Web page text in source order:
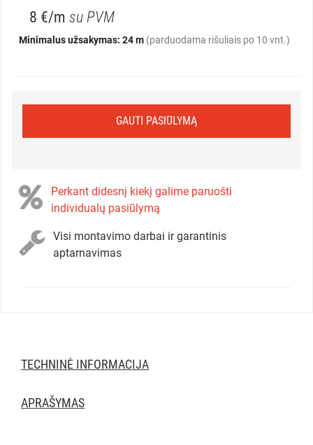
8 €/m su PVM
Minimalus užsakymas: 24 m (parduodama rišuliais po 10 vnt.)
GAUTI PASIŪLYMĄ
Perkant didesnį kiekį galime paruošti
individualų pasiūlymą
Visi montavimo darbai ir garantinis
aptarnavimas
TECHNINĖ INFORMACIJA
APRAŠYMAS